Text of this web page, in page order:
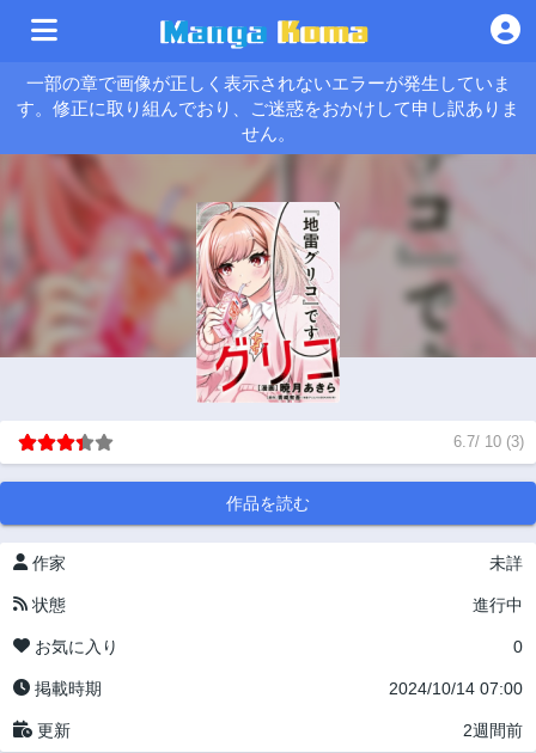
一部の章で画像が正しく表示されないエラーが発生していま
す。修正に取り組んでおり、ご迷惑をおかけして申し訳ありま
せん。
6.7/ 10 (3)
作品を読む
作家 未詳
状態 進行中
お気に入り 0
掲載時期 2024/10/14 07:00
更新 2週間前